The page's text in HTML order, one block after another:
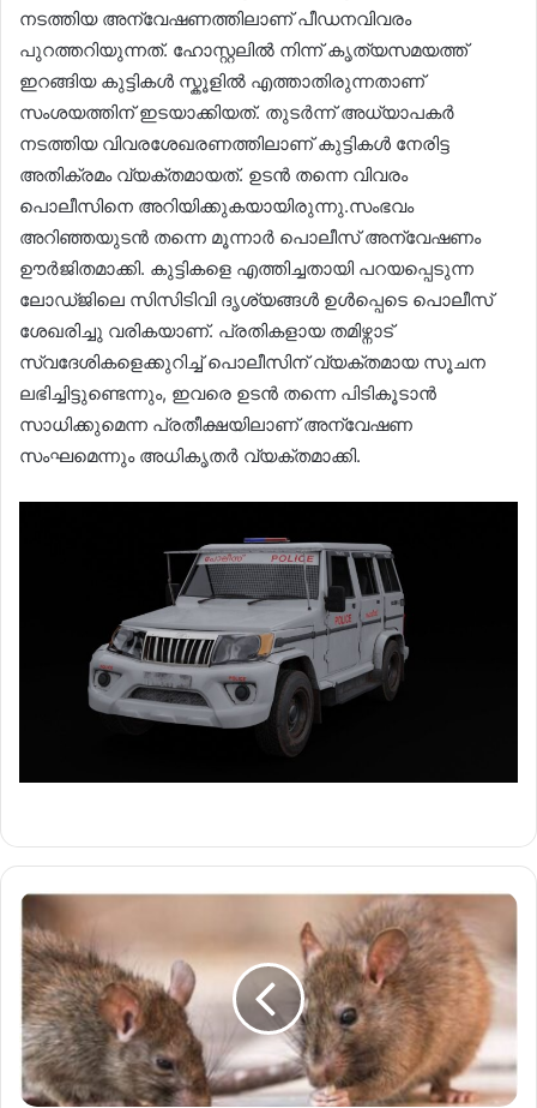
നടത്തിയ അന്വേഷണത്തിലാണ് പീഡനവിവരം
പുറത്തറിയുന്നത്. ഹോസ്റ്റലിൽ നിന്ന് കൃത്യസമയത്ത്
ഇറങ്ങിയ കുട്ടികൾ സ്കൂളിൽ എത്താതിരുന്നതാണ്
സംശയത്തിന് ഇടയാക്കിയത്. തുടർന്ന് അധ്യാപകർ
നടത്തിയ വിവരശേഖരണത്തിലാണ് കുട്ടികൾ നേരിട്ട
അതിക്രമം വ്യക്തമായത്. ഉടൻ തന്നെ വിവരം
പൊലീസിനെ അറിയിക്കുകയായിരുന്നു.സംഭവം
അറിഞ്ഞയുടൻ തന്നെ മൂന്നാർ പൊലീസ് അന്വേഷണം
ഊർജിതമാക്കി. കുട്ടികളെ എത്തിച്ചതായി പറയപ്പെടുന്ന
ലോഡ്ജിലെ സിസിടിവി ദൃശ്യങ്ങൾ ഉൾപ്പെടെ പൊലീസ്
ശേഖരിച്ചു വരികയാണ്. പ്രതികളായ തമിഴ്നാട്
സ്വദേശികളെക്കുറിച്ച് പൊലീസിന് വ്യക്തമായ സൂചന
ലഭിച്ചിട്ടുണ്ടെന്നും, ഇവരെ ഉടൻ തന്നെ പിടികൂടാൻ
സാധിക്കുമെന്ന പ്രതീക്ഷയിലാണ് അന്വേഷണ
സംഘമെന്നും അധികൃതർ വ്യക്തമാക്കി.